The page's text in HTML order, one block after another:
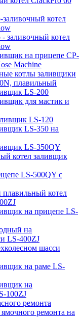
котел
заливочный котел
на прицепе CP-
Machine
котлы заливщики
плавильный
LS-200
для мастик и
LS-120
LS-350 на
LS-350QY
котел заливщик
LS-500QY с
котел
на прицепе LS-
на
LS-400ZJ
шасси
на раме LS-
на
100ZJ
ремонта
ремонта на